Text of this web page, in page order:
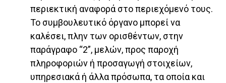
περιεκτική αναφορά στο περιεχόμενό τους.
Το συμβουλευτικό όργανο μπορεί να
καλέσει, πλην των ορισθέντων, στην
παράγραφο “2”, μελών, προς παροχή
πληροφοριών ή προσαγωγή στοιχείων,
υπηρεσιακά ή άλλα πρόσωπα, τα οποία και